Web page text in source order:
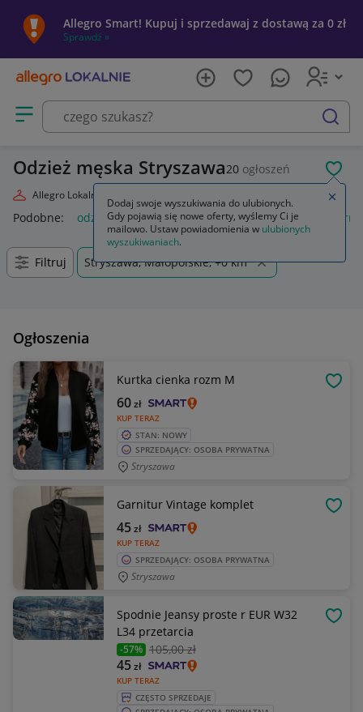
Allegro Smart! Kupuj i sprzedawaj z dostawą za 0 zł
Sprawdź »
Otwórz menu z kategoriami
szukaj
Odzież męska Stryszawa20 ogłoszeń
Allegro Lokalnie Odzież męska
Podobne: odzież męska odzież robocza męska odzież
Filtruj Stryszawa, Małopolskie, +0 km
Ogłoszenia
Kurtka cienka rozm M
KUP TERAZ
60zł
STAN: NOWY
SPRZEDAJĄCY: OSOBA PRYWATNA
Stryszawa
Garnitur Vintage komplet
KUP TERAZ
45zł
SPRZEDAJĄCY: OSOBA PRYWATNA
Stryszawa
Spodnie Jeansy proste r EUR W32
L34 przetarcia
-57% 105,00 zł
KUP TERAZ
45zł
CZĘSTO SPRZEDAJE
Dodaj swoje wyszukiwania do ulubionych.
Gdy pojawią się nowe oferty, wyślemy Ci je
mailowo. Ustaw powiadomienia w ulubionych
wyszukiwaniach.